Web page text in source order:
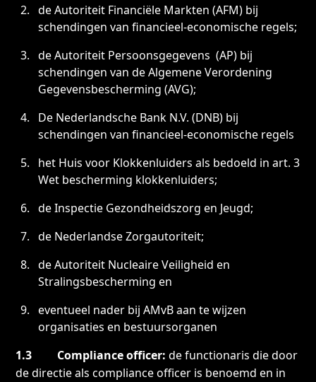
de Autoriteit Financiële Markten (AFM) bij
schendingen van financieel-economische regels;
de Autoriteit Persoonsgegevens (AP) bij
schendingen van de Algemene Verordening
Gegevensbescherming (AVG);
De Nederlandsche Bank N.V. (DNB) bij
schendingen van financieel-economische regels
het Huis voor Klokkenluiders als bedoeld in art. 3
Wet bescherming klokkenluiders;
de Inspectie Gezondheidszorg en Jeugd;
de Nederlandse Zorgautoriteit;
de Autoriteit Nucleaire Veiligheid en
Stralingsbescherming en
eventueel nader bij AMvB aan te wijzen
organisaties en bestuursorganen
1.3 Compliance officer:de functionaris die door
de directie als compliance officer is benoemd en in